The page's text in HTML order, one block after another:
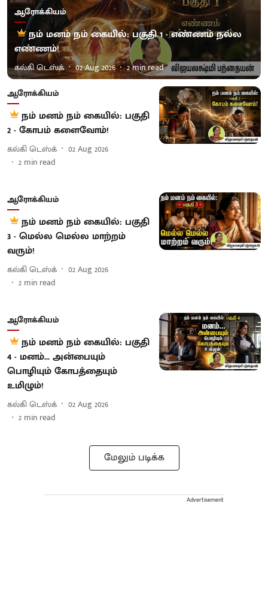
ஆரோக்கியம்
நம் மனம் நம் கையில்: பகுதி 1 - எண்ணம் நல்ல
எண்ணம்!
கல்கி டெஸ்க் 02 Aug 2026 2min read
ஆரோக்கியம்
நம் மனம் நம் கையில்: பகுதி
2 - கோபம் களைவோம்!
கல்கி டெஸ்க்
02 Aug 2026
2 min read
ஆரோக்கியம்
நம் மனம் நம் கையில்: பகுதி
3 - மெல்ல மெல்ல மாற்றம்
வரும்!
கல்கி டெஸ்க்
02 Aug 2026
2 min read
ஆரோக்கியம்
நம் மனம் நம் கையில்: பகுதி
4 - மனம்... அன்பையும்
பொழியும் கோபத்தையும்
உமிழும்!
கல்கி டெஸ்க்
02 Aug 2026
2 min read
மேலும் படிக்க
Advertisement